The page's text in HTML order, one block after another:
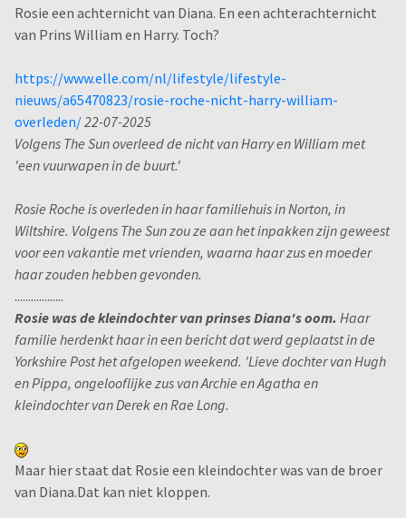
Rosie een achternicht van Diana. En een achterachternicht
van Prins William en Harry. Toch?
https://www.elle.com/nl/lifestyle/lifestyle-
nieuws/a65470823/rosie-roche-nicht-harry-william-
overleden/22-07-2025
Volgens The Sun overleed de nicht van Harry en William met
'een vuurwapen in de buurt.'
Rosie Roche is overleden in haar familiehuis in Norton, in
Wiltshire. Volgens The Sun zou ze aan het inpakken zijn geweest
voor een vakantie met vrienden, waarna haar zus en moeder
haar zouden hebben gevonden.
..................
Rosie was de kleindochter van prinses Diana's oom. Haar
familie herdenkt haar in een bericht dat werd geplaatst in de
Yorkshire Post het afgelopen weekend. 'Lieve dochter van Hugh
en Pippa, ongelooflijke zus van Archie en Agatha en
kleindochter van Derek en Rae Long.
Maar hier staat dat Rosie een kleindochter was van de broer
van Diana.Dat kan niet kloppen.